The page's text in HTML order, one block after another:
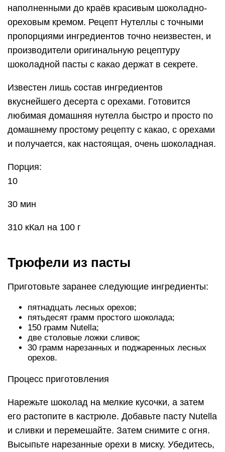
наполненными до краёв красивым шоколадно-
ореховым кремом. Рецепт Нутеллы с точными
пропорциями ингредиентов точно неизвестен, и
производители оригинальную рецептуру
шоколадной пасты с какао держат в секрете.
Известен лишь состав ингредиентов
вкуснейшего десерта с орехами. Готовится
любимая домашняя нутелла быстро и просто по
домашнему простому рецепту с какао, с орехами
и получается, как настоящая, очень шоколадная.
Порция:
10
30 мин
310 кКал на 100 г
Трюфели из пасты
Приготовьте заранее следующие ингредиенты:
пятнадцать лесных орехов;
пятьдесят грамм простого шоколада;
150 грамм Nutella;
две столовые ложки сливок;
30 грамм нарезанных и поджаренных лесных
орехов.
Процесс приготовления
Нарежьте шоколад на мелкие кусочки, а затем
его растопите в кастрюле. Добавьте пасту Nutella
и сливки и перемешайте. Затем снимите с огня.
Высыпьте нарезанные орехи в миску. Убедитесь,